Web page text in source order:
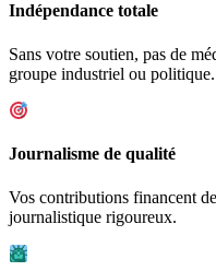
Indépendance totale
Sans votre soutien, pas de
groupe industriel ou politique.
Journalisme de qualité
Vos contributions financent
journalistique rigoureux.